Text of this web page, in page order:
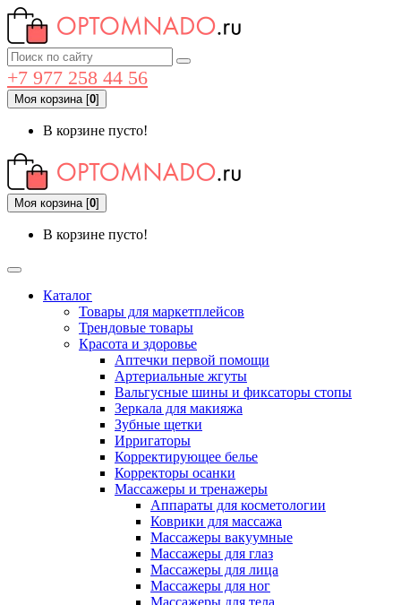
+7 977 258 44 56
Моя корзина[0]
В корзине пусто!
Моя корзина[0]
В корзине пусто!
Каталог
Товары для маркетплейсов
Трендовые товары
Красота и здоровье
Аптечки первой помощи
Артериальные жгуты
Вальгусные шины и фиксаторы стопы
Зеркала для макияжа
Зубные щетки
Ирригаторы
Корректирующее белье
Корректоры осанки
Массажеры и тренажеры
Аппараты для косметологии
Коврики для массажа
Массажеры вакуумные
Массажеры для глаз
Массажеры для лица
Массажеры для ног
Массажеры для тела